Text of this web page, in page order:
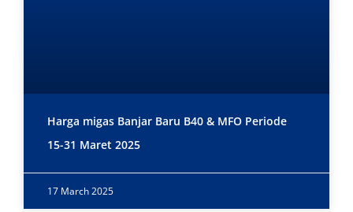
Harga migas Banjar Baru B40 & MFO Periode
15-31 Maret 2025
17 March 2025